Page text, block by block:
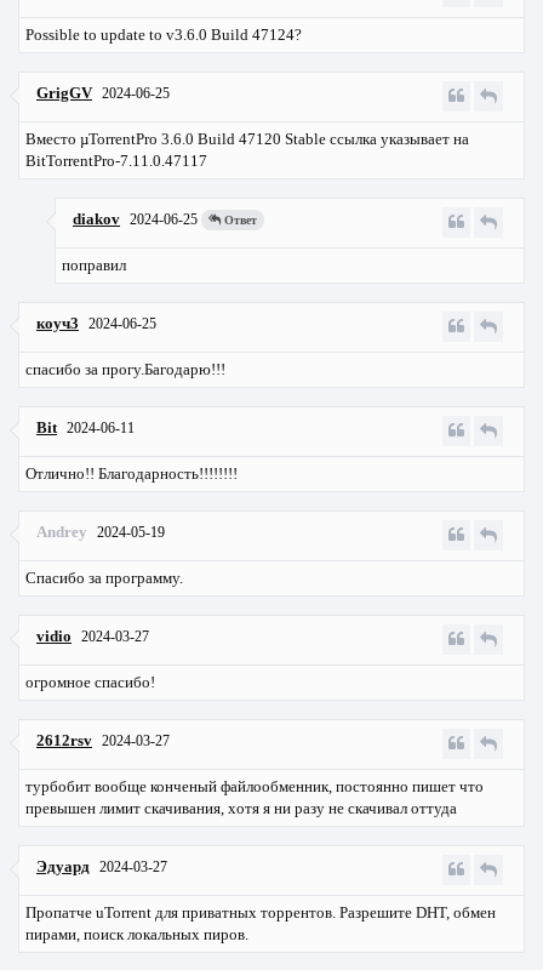
Possible to update to v3.6.0 Build 47124?
GrigGV 2024-06-25
Вместо µTorrentPro 3.6.0 Build 47120 Stable ссылка указывает на
BitTorrentPro-7.11.0.47117
diakov 2024-06-25 Ответ
поправил
коуч3 2024-06-25
спасибо за прогу.Багодарю!!!
Bit 2024-06-11
Отлично!! Благодарность!!!!!!!!
Andrey 2024-05-19
Спасибо за программу.
vidio 2024-03-27
огромное спасибо!
2612rsv 2024-03-27
турбобит вообще конченый файлообменник, постоянно пишет что
превышен лимит скачивания, хотя я ни разу не скачивал оттуда
Эдуард 2024-03-27
Пропатче uTorrent для приватных торрентов. Разрешите DHT, обмен
пирами, поиск локальных пиров.